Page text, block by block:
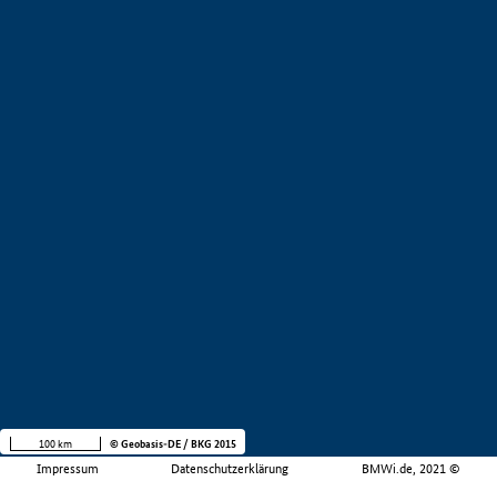
Impressum Datenschutzerklärung BMWi.de, 2021 ©
100 km © Geobasis-DE / BKG 2015